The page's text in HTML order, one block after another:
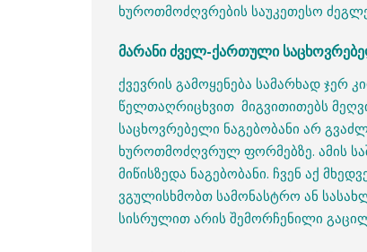
ხუროთმოძღვრების საუკეთესო
მარანი ძველ-ქართული
ქვევრის გამოყენება სამარხად ჯერ
წელთაღრიცხვით მიგვითითებს
საცხოვრებელი ნაგებობანი არ
ხუროთმოძღვრულ ფორმებზე. ამის
მიწისზედა ნაგებობანი. ჩვენ აქ
ვგულისხმობთ სამონასტრო ან
სისრულით არის შემორჩენილი